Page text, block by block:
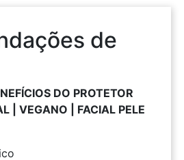
de
DO PROTETOR
| VEGANO | FACIAL PELE